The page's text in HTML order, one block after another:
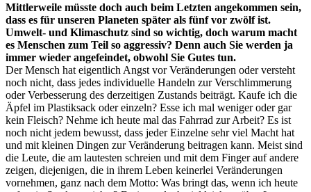
Mittlerweile müsste doch auch beim Letzten angekommen sein,
dass es für unseren Planeten später als fünf vor zwölf ist.
Umwelt- und Klimaschutz sind so wichtig, doch warum macht
es Menschen zum Teil so aggressiv? Denn auch Sie werden ja
immer wieder angefeindet, obwohl Sie Gutes tun.
Der Mensch hat eigentlich Angst vor Veränderungen oder versteht
noch nicht, dass jedes individuelle Handeln zur Verschlimmerung
oder Verbesserung des derzeitigen Zustands beiträgt. Kaufe ich die
Äpfel im Plastiksack oder einzeln? Esse ich mal weniger oder gar
kein Fleisch? Nehme ich heute mal das Fahrrad zur Arbeit? Es ist
noch nicht jedem bewusst, dass jeder Einzelne sehr viel Macht hat
und mit kleinen Dingen zur Veränderung beitragen kann. Meist sind
die Leute, die am lautesten schreien und mit dem Finger auf andere
zeigen, diejenigen, die in ihrem Leben keinerlei Veränderungen
vornehmen, ganz nach dem Motto: Was bringt das, wenn ich heute